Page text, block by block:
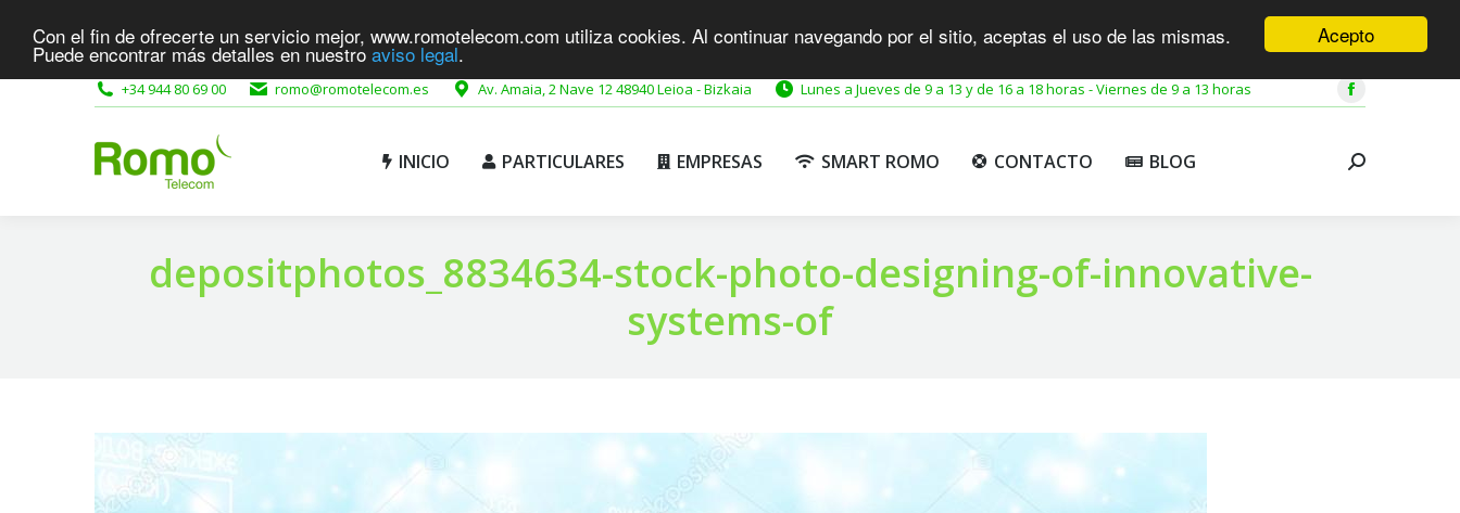
Acepto
Con el fin de ofrecerte un servicio mejor, www.romotelecom.com utiliza cookies. Al continuar navegando por el sitio, aceptas el uso de las mismas.
Puede encontrar más detalles en nuestro aviso legal.
+34 944 80 69 00 romo@romotelecom.es Av. Amaia, 2 Nave 12 48940 Leioa - Bizkaia Lunes a Jueves de 9 a 13 y de 16 a 18 horas - Viernes de 9 a 13 horas
Facebook
opens
INICIO PARTICULARES EMPRESAS SMART ROMO CONTACTO BLOG Buscar:
depositphotos_8834634-stock-photo-designing-of-innovative-
systems-of
INICIO PARTICULARES EMPRESAS SMART ROMO CONTACTO BLOG Buscar: